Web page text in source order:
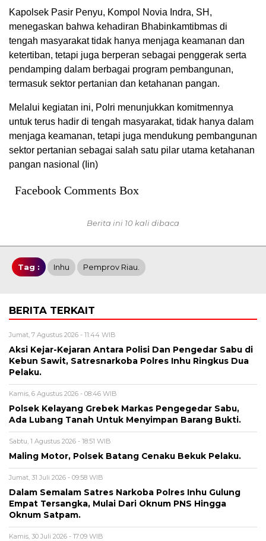
Kapolsek Pasir Penyu, Kompol Novia Indra, SH,
menegaskan bahwa kehadiran Bhabinkamtibmas di
tengah masyarakat tidak hanya menjaga keamanan dan
ketertiban, tetapi juga berperan sebagai penggerak serta
pendamping dalam berbagai program pembangunan,
termasuk sektor pertanian dan ketahanan pangan.
Melalui kegiatan ini, Polri menunjukkan komitmennya
untuk terus hadir di tengah masyarakat, tidak hanya dalam
menjaga keamanan, tetapi juga mendukung pembangunan
sektor pertanian sebagai salah satu pilar utama ketahanan
pangan nasional (Iin)
Facebook Comments Box
Berita ini 10 kali dibaca
Tag : Inhu Pemprov Riau.
BERITA TERKAIT
Jumat, 7 Agustus 2026 - 11:44 WIB
Aksi Kejar-Kejaran Antara Polisi Dan Pengedar Sabu di
Kebun Sawit, Satresnarkoba Polres Inhu Ringkus Dua
Pelaku.
Kamis, 6 Agustus 2026 - 08:46 WIB
Polsek Kelayang Grebek Markas Pengegedar Sabu,
Ada Lubang Tanah Untuk Menyimpan Barang Bukti.
Sabtu, 1 Agustus 2026 - 18:51 WIB
Maling Motor, Polsek Batang Cenaku Bekuk Pelaku.
Jumat, 31 Juli 2026 - 09:58 WIB
Dalam Semalam Satres Narkoba Polres Inhu Gulung
Empat Tersangka, Mulai Dari Oknum PNS Hingga
Oknum Satpam.
Kamis, 30 Juli 2026 - 17:09 WIB